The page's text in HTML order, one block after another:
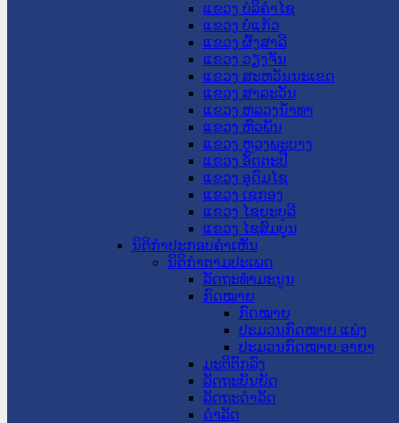
ແຂວງ ບໍລິຄໍາໄຊ
ແຂວງ ບໍ່ແກ້ວ
ແຂວງ ຜົ້ງສາລີ
ແຂວງ ວຽງຈັນ
ແຂວງ ສະຫວັນນະເຂດ
ແຂວງ ສາລະວັນ
ແຂວງ ຫລວງນໍ້າທາ
ແຂວງ ຫົວພັນ
ແຂວງ ຫຼວງພະບາງ
ແຂວງ ອັດຕະປື
ແຂວງ ອຸດົມໄຊ
ແຂວງ ເຊກອງ
ແຂວງ ໄຊຍະບູລີ
ແຂວງ ໄຊສົມບູນ
ນິຕິກໍາປະກອບຄໍາເຫັນ
ນິຕິກໍາຕາມປະເພດ
ລັດຖະທໍາມະນູນ
ກົດໝາຍ
ກົດໝາຍ
ປະມວນກົດໝາຍ ແພ່ງ
ປະມວນກົດໝາຍ ອາຍາ
ມະຕິຕົກລົງ
ລັດຖະບັນຍັດ
ລັດຖະດໍາລັດ
ດໍາລັດ